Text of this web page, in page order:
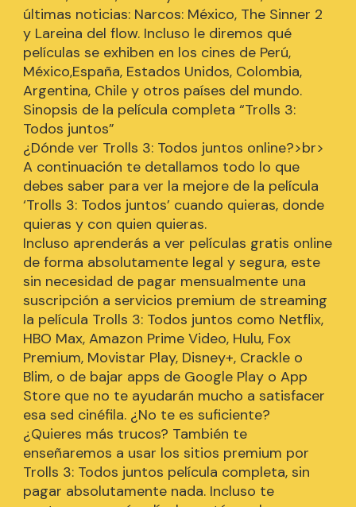
últimas noticias: Narcos: México, The Sinner 2
y Lareina del flow. Incluso le diremos qué
películas se exhiben en los cines de Perú,
México,España, Estados Unidos, Colombia,
Argentina, Chile y otros países del mundo.
Sinopsis de la película completa “Trolls 3:
Todos juntos”
¿Dónde ver Trolls 3: Todos juntos online?>br>
A continuación te detallamos todo lo que
debes saber para ver la mejore de la película
‘Trolls 3: Todos juntos’ cuando quieras, donde
quieras y con quien quieras.
Incluso aprenderás a ver películas gratis online
de forma absolutamente legal y segura, este
sin necesidad de pagar mensualmente una
suscripción a servicios premium de streaming
la película Trolls 3: Todos juntos como Netflix,
HBO Max, Amazon Prime Video, Hulu, Fox
Premium, Movistar Play, Disney+, Crackle o
Blim, o de bajar apps de Google Play o App
Store que no te ayudarán mucho a satisfacer
esa sed cinéfila. ¿No te es suficiente?
¿Quieres más trucos? También te
enseñaremos a usar los sitios premium por
Trolls 3: Todos juntos película completa, sin
pagar absolutamente nada. Incluso te